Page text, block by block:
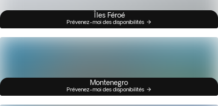
Îles Féroé
Prévenez-moi des disponibilités
Montenegro
Prévenez-moi des disponibilités